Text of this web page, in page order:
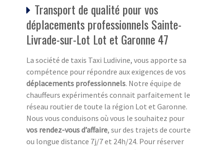
Transport de qualité pour vos
déplacements professionnels Sainte-
Livrade-sur-Lot Lot et Garonne 47
La société de taxis Taxi Ludivine, vous apporte sa
compétence pour répondre aux exigences de vos
déplacements professionnels. Notre équipe de
chauffeurs expérimentés connait parfaitement le
réseau routier de toute la région Lot et Garonne.
Nous vous conduisons où vous le souhaitez pour
vos rendez-vous d’affaire, sur des trajets de courte
ou longue distance 7j/7 et 24h/24. Pour réserver